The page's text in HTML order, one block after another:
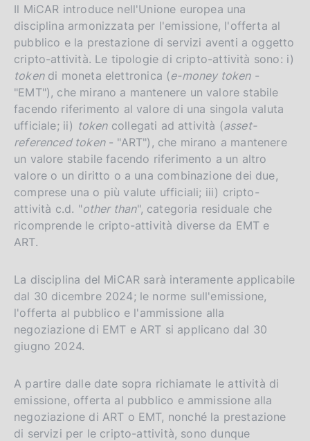
Il MiCAR introduce nell'Unione europea una
disciplina armonizzata per l'emissione, l'offerta al
pubblico e la prestazione di servizi aventi a oggetto
cripto-attività. Le tipologie di cripto-attività sono: i)
tokendi moneta elettronica (e-money token-
"EMT"), che mirano a mantenere un valore stabile
facendo riferimento al valore di una singola valuta
ufficiale; ii) tokencollegati ad attività (asset-
referenced token- "ART"), che mirano a mantenere
un valore stabile facendo riferimento a un altro
valore o un diritto o a una combinazione dei due,
comprese una o più valute ufficiali; iii) cripto-
attività c.d. "other than", categoria residuale che
ricomprende le cripto-attività diverse da EMT e
ART.
La disciplina del MiCAR sarà interamente applicabile
dal 30 dicembre 2024; le norme sull'emissione,
l'offerta al pubblico e l'ammissione alla
negoziazione di EMT e ART si applicano dal 30
giugno 2024.
A partire dalle date sopra richiamate le attività di
emissione, offerta al pubblico e ammissione alla
negoziazione di ART o EMT, nonché la prestazione
di servizi per le cripto-attività, sono dunque